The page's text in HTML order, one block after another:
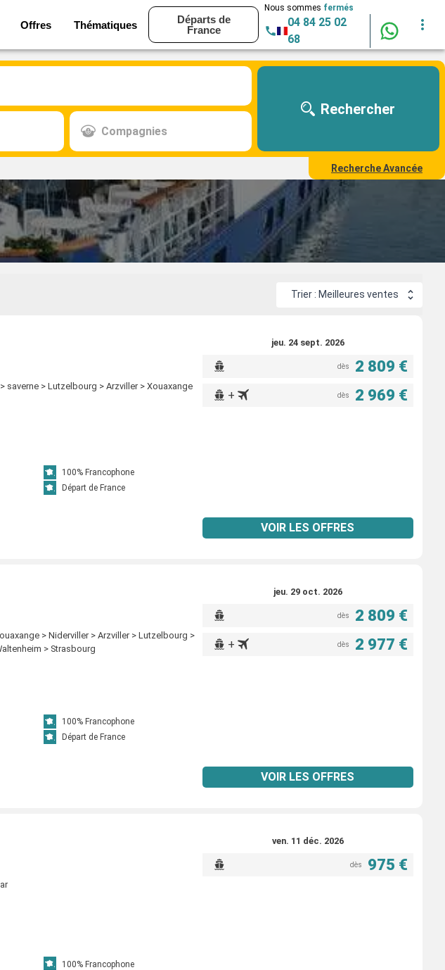
Offres Thématiques
Départs de
France
Nous sommes fermés
04 84 25 02
68
Compagnies
Rechercher
Recherche Avancée
Trier : Meilleures ventes
saverne > Lutzelbourg > Arzviller > Xouaxange
100% Francophone
Départ de France
jeu. 24 sept. 2026
dès 2 809 €
+ dès 2 969 €
VOIR LES OFFRES
> Niderviller > Arzviller > Lutzelbourg >
> Strasbourg
100% Francophone
Départ de France
jeu. 29 oct. 2026
dès 2 809 €
+ dès 2 977 €
VOIR LES OFFRES
100% Francophone
ven. 11 déc. 2026
dès 975 €